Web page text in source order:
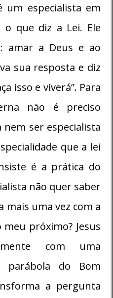
um especialista em
o que diz a Lei. Ele
amar a Deus e ao
sua resposta e diz
isso e viverá”. Para
não é preciso
ser especialista
que a lei
é a prática do
não quer saber
mais uma vez com a
próximo? Jesus
com uma
parábola do Bom
a pergunta